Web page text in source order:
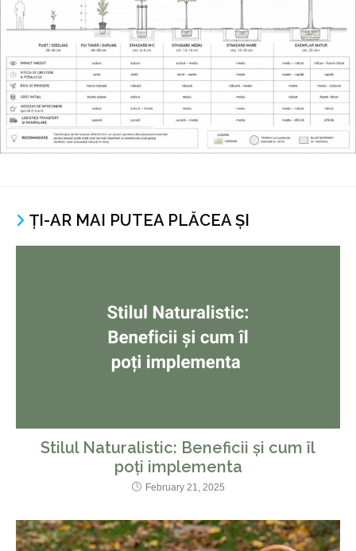
ȚI-AR MAI PUTEA PLĂCEA ȘI
Stilul Naturalistic: Beneficii și cum îl
poți implementa
February 21, 2025